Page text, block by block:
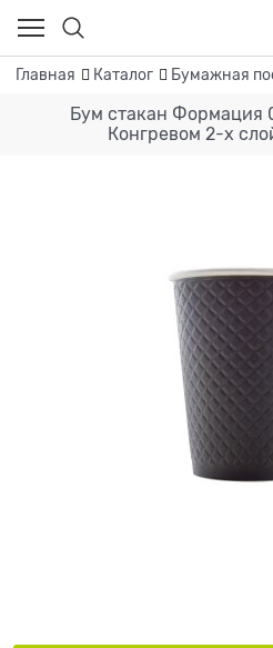
Главная Каталог Бумажная
Бум стакан Формация
Конгревом 2-х